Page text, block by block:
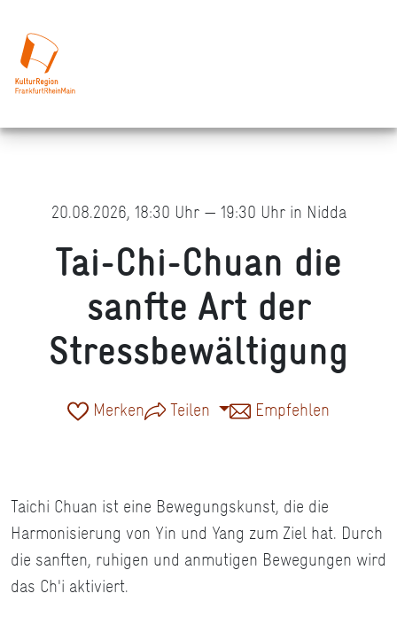
20.08.2026, 18:30 Uhr — 19:30 Uhr in Nidda
Tai-Chi-Chuan die
sanfte Art der
Stressbewältigung
Merken Teilen Empfehlen
Taichi Chuan ist eine Bewegungskunst, die die
Harmonisierung von Yin und Yang zum Ziel hat. Durch
die sanften, ruhigen und anmutigen Bewegungen wird
das Ch'i aktiviert.